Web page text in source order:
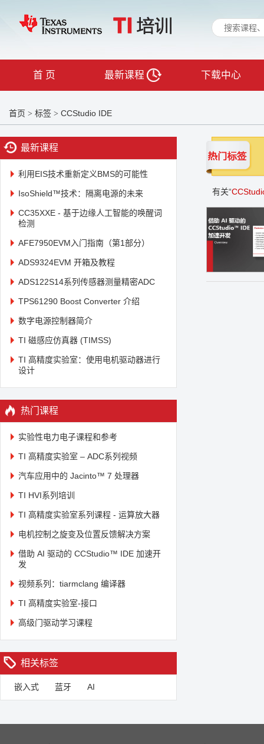
首 页 最新课程 下载中心
首页 > 标签 > CCStudio IDE
最新课程
利用EIS技术重新定义BMS的可能性
IsoShield™技术：隔离电源的未来
CC35XXE - 基于边缘人工智能的唤醒词
检测
AFE7950EVM入门指南（第1部分）
ADS9324EVM 开箱及教程
ADS122S14系列传感器测量精密ADC
TPS61290 Boost Converter 介绍
数字电源控制器简介
TI 磁感应仿真器 (TIMSS)
TI 高精度实验室：使用电机驱动器进行
设计
热门课程
实验性电力电子课程和参考
TI 高精度实验室 – ADC系列视频
汽车应用中的 Jacinto™ 7 处理器
TI HVI系列培训
TI 高精度实验室系列课程 - 运算放大器
电机控制之旋变及位置反馈解决方案
借助 AI 驱动的 CCStudio™ IDE 加速开
发
视频系列：tiarmclang 编译器
TI 高精度实验室-接口
高级门驱动学习课程
相关标签
嵌入式 蓝牙 AI
有关“